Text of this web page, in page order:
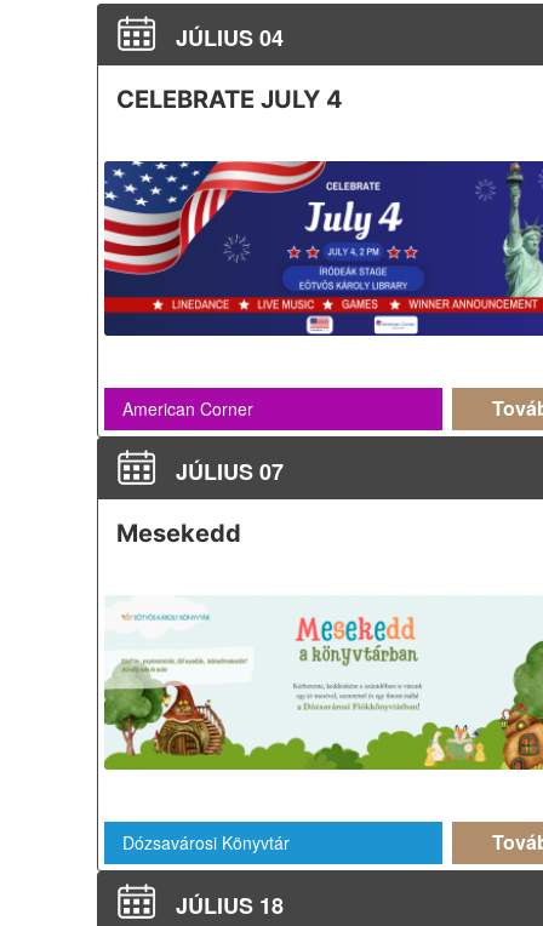
JÚLIUS 04
CELEBRATE JULY 4
American Corner
JÚLIUS 07
Mesekedd
Dózsavárosi Könyvtár
JÚLIUS 18